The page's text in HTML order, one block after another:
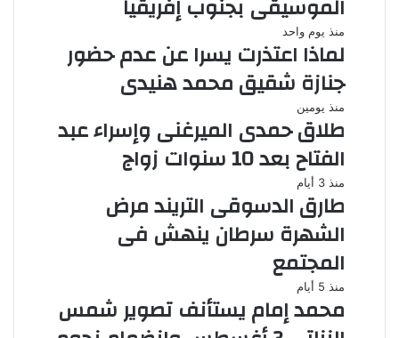
الموسيقى بجنوب إفريقيا
منذ يوم واحد
لماذا اعتذرت يسرا عن عدم حضور
جنازة شقيق محمد هنيدى
منذ يومين
طلاق حمدى الميرغنى وإسراء عبد
الفتاح بعد 10 سنوات زواج
منذ 3 أيام
طارق الدسوقى التريند مرض
الشهرة سرطان ينهش فى
المجتمع
منذ 5 أيام
محمد إمام يستأنف تصوير شمس